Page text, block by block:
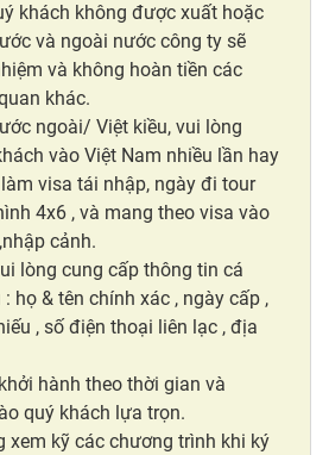
khách không được xuất hoặc
và ngoài nước công ty sẽ
và không hoàn tiền các
khác.
ngoài/ Việt kiều, vui lòng
vào Việt Nam nhiều lần hay
visa tái nhập, ngày đi tour
4x6 , và mang theo visa vào
cảnh.
lòng cung cấp thông tin cá
họ & tên chính xác , ngày cấp ,
, số điện thoại liên lạc , địa
hành theo thời gian và
quý khách lựa trọn.
xem kỹ các chương trình khi ký